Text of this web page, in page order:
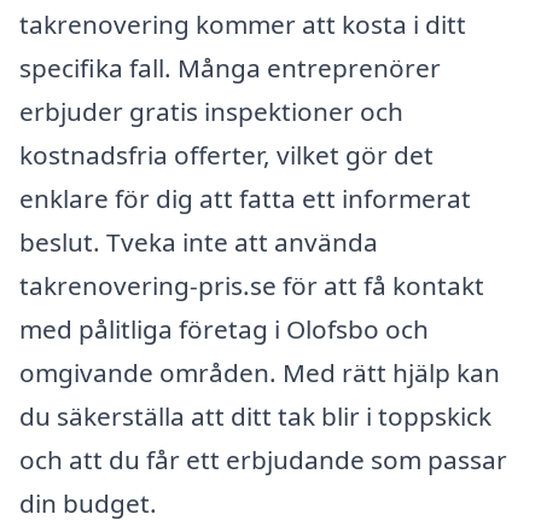
takrenovering kommer att kosta i ditt
specifika fall. Många entreprenörer
erbjuder gratis inspektioner och
kostnadsfria offerter, vilket gör det
enklare för dig att fatta ett informerat
beslut. Tveka inte att använda
takrenovering-pris.se för att få kontakt
med pålitliga företag i Olofsbo och
omgivande områden. Med rätt hjälp kan
du säkerställa att ditt tak blir i toppskick
och att du får ett erbjudande som passar
din budget.